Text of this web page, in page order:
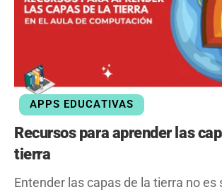
APPS EDUCATIVAS
Recursos para aprender las
tierra
Entender las capas de la tierra no es